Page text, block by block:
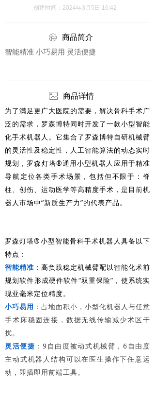
商品简介
创建时间： 2024年3月5日 16:42
智能精准 小巧易用 灵活便捷
商品详情
为了满足更广大医院的需要，解决骨科手术广
泛的需求，罗森博特同时开发了一款小型智能
化手术机器人。它集合了罗森博特自研机械臂
的灵活性及稳定性，人工智能算法的动态实时
规划，罗森灯塔®通用小型机器人应用于精准
导航定位各类手术场景，包括但不限于：脊
柱、创伤、运动医学等高精度手术，是目前机
器人市场中“新质生产力”的代表产品。
罗森灯塔®小型智能骨科手术机器人具备以下
特点：
智能精准 ：高负载稳定机械臂配以智能化术前
规划软件形成硬件软件“双重保险”，使系统实
现亚毫米定位精度。
小巧易用 ：占地面积小，小型化机器人与任意
手术床稳固连接，数据无线传输减少术区干
扰。
灵活便捷 ：9自由度被动式机械臂，6自由度
主动式机器人结构可以在医生操作下任意运
动，即插即用前端工具。
ꁵ
ꂈ